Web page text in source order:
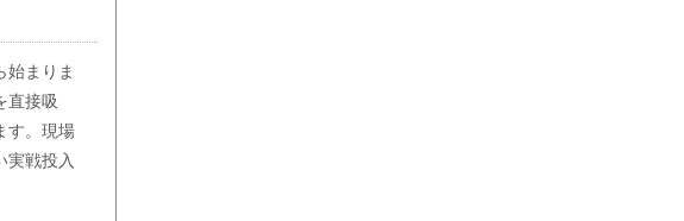
始まりま
直接吸
す。現場
実戦投入